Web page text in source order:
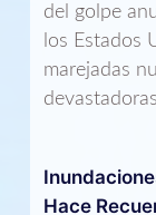
del golpe
los Estados
marejadas
Hace